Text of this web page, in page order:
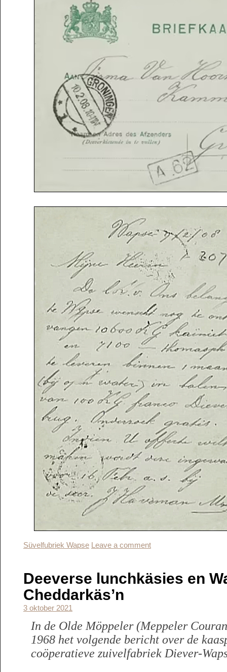
Süvelfubriek Wapse Leave a comment
Deeverse lunchkäsies en
Cheddarkäs’n
3 oktober 2021
In de Olde Möppeler (Meppeler
1968 het volgende bericht over de
coöperatieve zuivelfabriek Diever-